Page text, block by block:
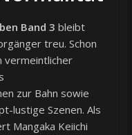
Band 3 bleibt
treu. Schon
vermeintlicher
zur Bahn sowie
lustige Szenen. Als
Mangaka Keiichi